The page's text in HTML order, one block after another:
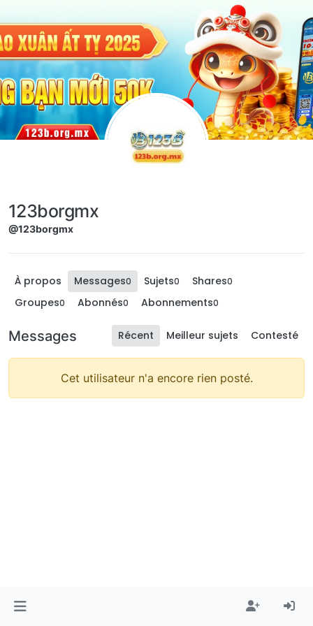
123borgmx
@123borgmx
À propos Messages0 Sujets0 Shares0
Groupes0 Abonnés0 Abonnements0
Messages Récent Meilleur sujets Contesté
Cet utilisateur n'a encore rien posté.